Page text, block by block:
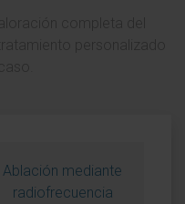
Ablación mediante
radiofrecuencia